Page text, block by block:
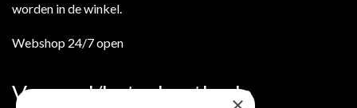
worden in de winkel.
Webshop 24/7 open
Verzend/betaalmethode